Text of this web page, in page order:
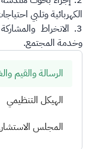
الرسالة والقيم
الهيكل التنظيمي
المجلس
الكهربائية وتلبي
3. الانخراط
وخدمة المجتمع.